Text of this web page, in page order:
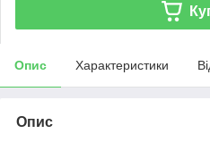
Опис Характеристики
Опис